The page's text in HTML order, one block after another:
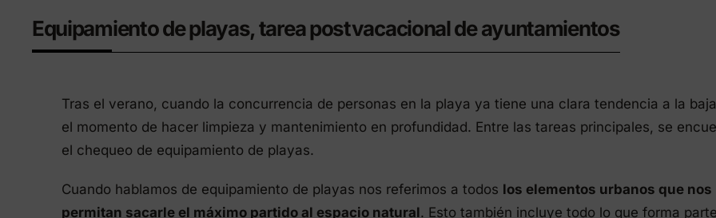
Obra civil
Tapas y rejas en composite
Prefabricados de hormigón
Manual de instalación de
Equipamiento
urbano
Mobiliario urbano
Mobiliario de polietileno
Espacios
recreativos
Juegos infantiles
Equipamiento
Equipamiento de playas, tarea postvacacional de ayuntamientos
Tras el verano, cuando la concurrencia de personas en la playa ya tiene una clara tendencia a la
el momento de hacer limpieza y mantenimiento en profundidad. Entre las tareas principales, se
el chequeo de equipamiento de playas.
Cuando hablamos de equipamiento de playas nos referimos a todos los elementos urbanos que nos
permitan sacarle el máximo partido al espacio natural. Esto también incluye todo lo que forma